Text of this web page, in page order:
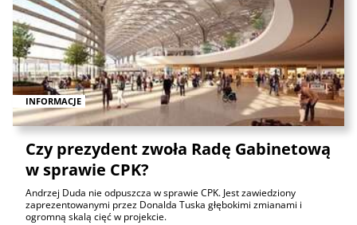
INFORMACJE
Czy prezydent zwoła Radę Gabinetową
w sprawie CPK?
Andrzej Duda nie odpuszcza w sprawie CPK. Jest zawiedziony
zaprezentowanymi przez Donalda Tuska głębokimi zmianami i
ogromną skalą cięć w projekcie.